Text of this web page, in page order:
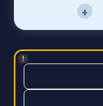
+
!